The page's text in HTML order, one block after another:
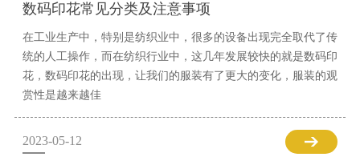
数码印花常见分类及注意事项
在工业生产中，特别是纺织业中，很多的设备出现完全取代了传
统的人工操作，而在纺织行业中，这几年发展较快的就是数码印
花，数码印花的出现，让我们的服装有了更大的变化，服装的观
赏性是越来越佳
2023-05-12